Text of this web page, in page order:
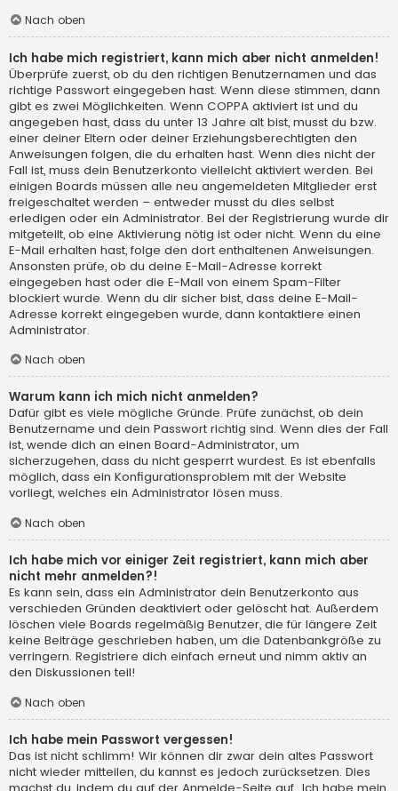
Nach oben
Ich habe mich registriert, kann mich aber nicht anmelden!
Überprüfe zuerst, ob du den richtigen Benutzernamen und das
richtige Passwort eingegeben hast. Wenn diese stimmen, dann
gibt es zwei Möglichkeiten. Wenn COPPA aktiviert ist und du
angegeben hast, dass du unter 13 Jahre alt bist, musst du bzw.
einer deiner Eltern oder deiner Erziehungsberechtigten den
Anweisungen folgen, die du erhalten hast. Wenn dies nicht der
Fall ist, muss dein Benutzerkonto vielleicht aktiviert werden. Bei
einigen Boards müssen alle neu angemeldeten Mitglieder erst
freigeschaltet werden – entweder musst du dies selbst
erledigen oder ein Administrator. Bei der Registrierung wurde dir
mitgeteilt, ob eine Aktivierung nötig ist oder nicht. Wenn du eine
E-Mail erhalten hast, folge den dort enthaltenen Anweisungen.
Ansonsten prüfe, ob du deine E-Mail-Adresse korrekt
eingegeben hast oder die E-Mail von einem Spam-Filter
blockiert wurde. Wenn du dir sicher bist, dass deine E-Mail-
Adresse korrekt eingegeben wurde, dann kontaktiere einen
Administrator.
Nach oben
Warum kann ich mich nicht anmelden?
Dafür gibt es viele mögliche Gründe. Prüfe zunächst, ob dein
Benutzername und dein Passwort richtig sind. Wenn dies der Fall
ist, wende dich an einen Board-Administrator, um
sicherzugehen, dass du nicht gesperrt wurdest. Es ist ebenfalls
möglich, dass ein Konfigurationsproblem mit der Website
vorliegt, welches ein Administrator lösen muss.
Nach oben
Ich habe mich vor einiger Zeit registriert, kann mich aber
nicht mehr anmelden?!
Es kann sein, dass ein Administrator dein Benutzerkonto aus
verschieden Gründen deaktiviert oder gelöscht hat. Außerdem
löschen viele Boards regelmäßig Benutzer, die für längere Zeit
keine Beiträge geschrieben haben, um die Datenbankgröße zu
verringern. Registriere dich einfach erneut und nimm aktiv an
den Diskussionen teil!
Nach oben
Ich habe mein Passwort vergessen!
Das ist nicht schlimm! Wir können dir zwar dein altes Passwort
nicht wieder mitteilen, du kannst es jedoch zurücksetzen. Dies